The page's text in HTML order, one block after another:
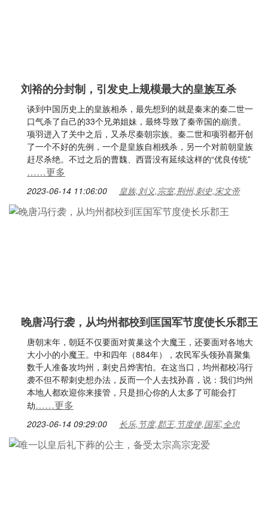
刘裕的分封制，引发史上规模最大的皇族互杀
谈到中国历史上的皇族相杀，最先想到的就是秦末的秦二世一
口气杀了自己的33个兄弟姐妹，最终导致了秦帝国的崩溃。
项羽进入了关中之后，又杀尽秦朝宗族。秦二世和项羽都开创
了一个不好的先例，一个是皇族自相残杀，另一个对前朝皇族
赶尽杀绝。不过之后的曹魏、西晋没有延续这样的“优良传统”
……更多
2023-06-14 11:06:00 皇族,刘义,宗室,荆州,刺史,宋文帝
晚唐冯行袭，从均州都校到匡国军节度使长乐郡王
唐朝末年，朝廷不仅要面对黄巢这个大魔王，还要面对各地大
大小小的小魔王。中和四年（884年），农民军头领孙喜聚集
数千人准备攻均州，刺史吕烨害怕。在这当口，均州都校冯行
袭不但不帮刺史想办法，反而一个人去找孙喜，说：我们均州
本地人都欢迎你来接管，只是担心你的人太多了可能会打
劫……更多
2023-06-14 09:29:00 长乐,节度,郡王,节度使,国军,全忠